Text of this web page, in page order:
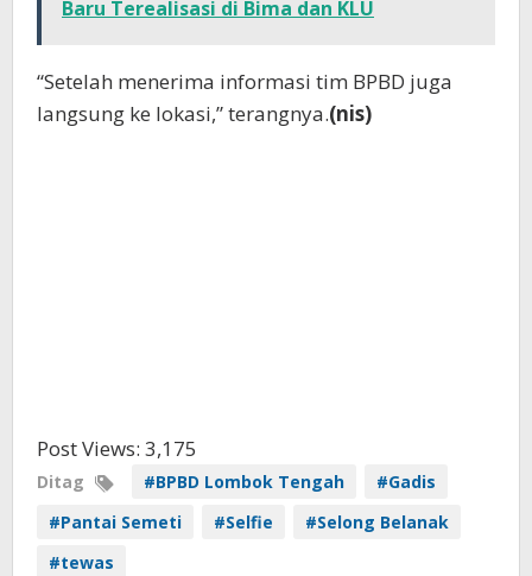
Baru Terealisasi di Bima dan KLU
“Setelah menerima informasi tim BPBD juga
langsung ke lokasi,” terangnya.(nis)
Post Views: 3,175
Ditag #BPBD Lombok Tengah
#Gadis
#Pantai Semeti
#Selfie
#Selong Belanak
#tewas